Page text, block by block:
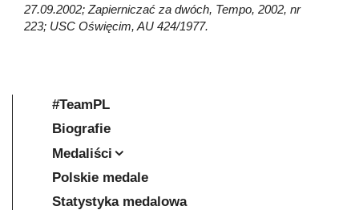
27.09.2002; Zapierniczać za dwóch, Tempo, 2002, nr
223; USC Oświęcim, AU 424/1977.
#TeamPL
Biografie
Medaliści
Polskie medale
Statystyka medalowa